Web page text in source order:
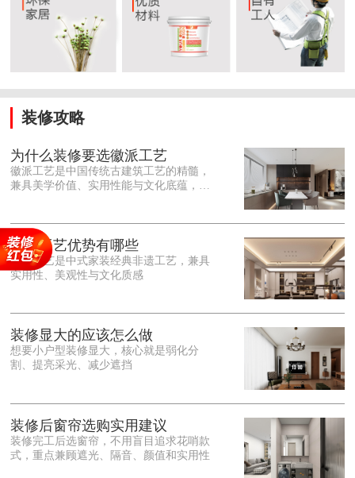
装修攻略
为什么装修要选徽派工艺
徽派工艺是中国传统古建筑工艺的精髓，
兼具美学价值、实用性能与文化底蕴，优
雕细琢的砖、木、石雕为特色，线条古朴
大气，意境悠远，自带东方中式雅致韵
味，耐看且不易过时。<o:p></o:p> 在工
艺品质上，徽派工艺遵循古法匠心工序，
保耐用，抗风化、耐腐蚀，使用
徽派工艺优势有哪些
徽派工艺是中式家装经典非遗工艺，兼具
实用性、美观性与文化质感
装修显大的应该怎么做
想要小户型装修显大，核心就是弱化分
割、提亮采光、减少遮挡
装修后窗帘选购实用建议
装修完工后选窗帘，不用盲目追求花哨款
式，重点兼顾遮光、隔音、颜值和实用性